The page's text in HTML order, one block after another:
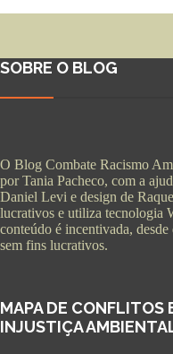
SOBRE O BLOG
O Blog Combate Racismo
por Tania Pacheco, com a
Daniel Levi e design de
lucrativos e utiliza tecnologia
conteúdo é incentivada,
sem fins lucrativos.
MAPA DE CONFLITOS
INJUSTIÇA